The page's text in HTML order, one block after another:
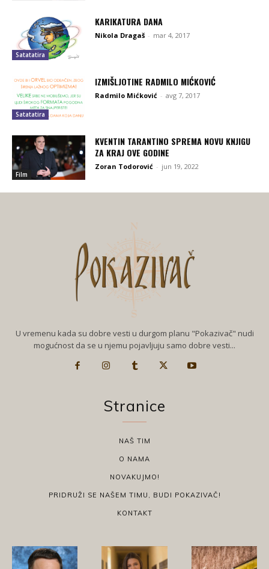
Satatatira
KARIKATURA DANA
Nikola Dragaš - mar 4, 2017
Satatatira
IZMIŠLJOTINE RADMILO MIĆKOVIĆ
Radmilo Mićković - avg 7, 2017
Film
KVENTIN TARANTINO SPREMA NOVU KNJIGU
ZA KRAJ OVE GODINE
Zoran Todorović - jun 19, 2022
U vremenu kada su dobre vesti u durgom planu "Pokazivač" nudi
mogućnost da se u njemu pojavljuju samo dobre vesti...
Stranice
NAŠ TIM
O NAMA
NOVAKUJMO!
PRIDRUŽI SE NAŠEM TIMU, BUDI POKAZIVAČ!
KONTAKT